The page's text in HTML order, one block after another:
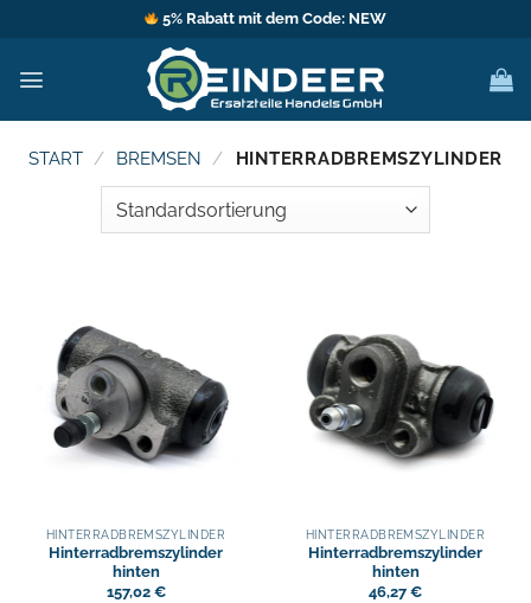
springen
5% Rabatt mit dem Code: NEW
START / BREMSEN / HINTERRADBREMSZYLINDER
HINTERRADBREMSZYLINDER
Hinterradbremszylinder
hinten
157,02 €
HINTERRADBREMSZYLINDER
Hinterradbremszylinder
hinten
46,27€